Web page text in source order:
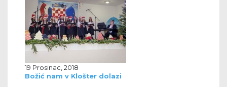
19 Prosinac, 2018
Božić nam v Klošter dolazi